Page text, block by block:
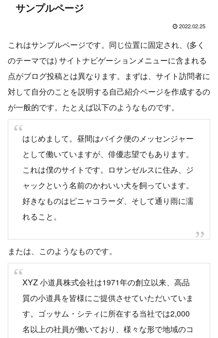
サンプルページ
2022.02.25
これはサンプルページです。同じ位置に固定され、(多く
のテーマでは) サイトナビゲーションメニューに含まれる
点がブログ投稿とは異なります。まずは、サイト訪問者に
対して自分のことを説明する自己紹介ページを作成するの
が一般的です。たとえば以下のようなものです。
はじめまして。昼間はバイク便のメッセンジャー
として働いていますが、俳優志望でもあります。
これは僕のサイトです。ロサンゼルスに住み、ジ
ャックという名前のかわいい犬を飼っています。
好きなものはピニャコラーダ、そして通り雨に濡
れること。
または、このようなものです。
XYZ 小道具株式会社は1971年の創立以来、高品
質の小道具を皆様にご提供させていただいていま
す。ゴッサム・シティに所在する当社では2,000
名以上の社員が働いており、様々な形で地域のコ